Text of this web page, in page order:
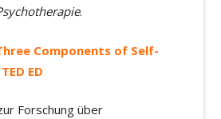
.
Components of Self-
ED
Forschung über